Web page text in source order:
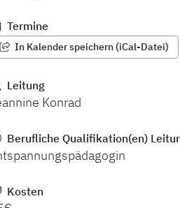
Termine
In Kalender speichern (iCal-Datei)
Leitung
Konrad
Berufliche Qualifikation(en)
Kosten